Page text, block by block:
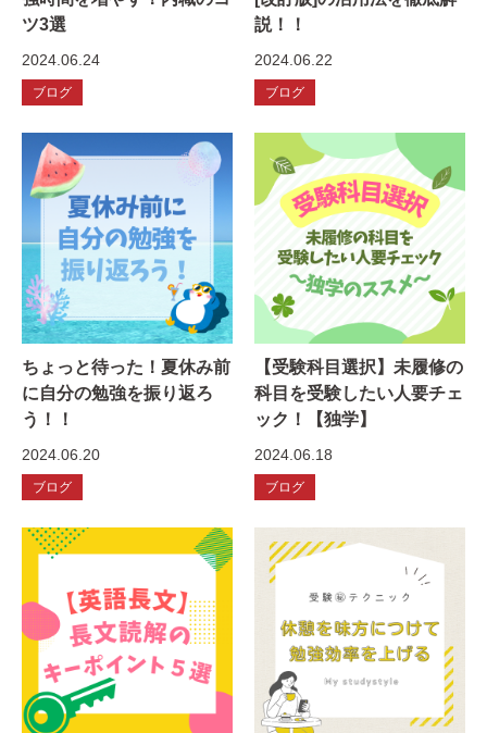
ツ3選
2024.06.24
ブログ
説！！
2024.06.22
ブログ
ちょっと待った！夏休み前
に自分の勉強を振り返ろ
う！！
2024.06.20
ブログ
【受験科目選択】未履修の
科目を受験したい人要チェ
ック！【独学】
2024.06.18
ブログ